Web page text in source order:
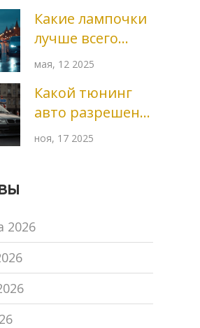
Какие лампочки
лучше всего
ставить в фары:
вариантов
мая, 12 2025
Какой тюнинг
авто разрешен в
России в 2025
ноя, 17 2025
2026